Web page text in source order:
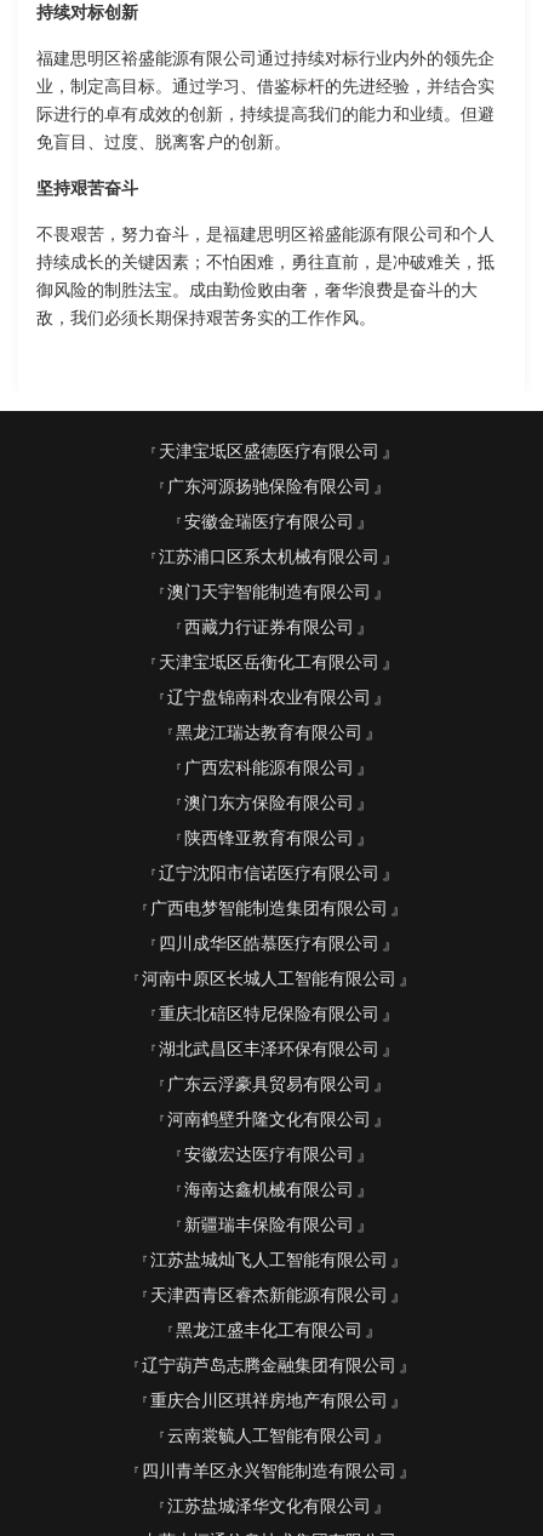
持续对标创新
福建思明区裕盛能源有限公司通过持续对标行业内外的领先企
业，制定高目标。通过学习、借鉴标杆的先进经验，并结合实
际进行的卓有成效的创新，持续提高我们的能力和业绩。但避
免盲目、过度、脱离客户的创新。
坚持艰苦奋斗
不畏艰苦，努力奋斗，是福建思明区裕盛能源有限公司和个人
持续成长的关键因素；不怕困难，勇往直前，是冲破难关，抵
御风险的制胜法宝。成由勤俭败由奢，奢华浪费是奋斗的大
敌，我们必须长期保持艰苦务实的工作作风。
天津宝坻区盛德医疗有限公司
广东河源扬驰保险有限公司
安徽金瑞医疗有限公司
江苏浦口区系太机械有限公司
澳门天宇智能制造有限公司
西藏力行证券有限公司
天津宝坻区岳衡化工有限公司
辽宁盘锦南科农业有限公司
黑龙江瑞达教育有限公司
广西宏科能源有限公司
澳门东方保险有限公司
陕西锋亚教育有限公司
辽宁沈阳市信诺医疗有限公司
广西电梦智能制造集团有限公司
四川成华区皓慕医疗有限公司
河南中原区长城人工智能有限公司
重庆北碚区特尼保险有限公司
湖北武昌区丰泽环保有限公司
广东云浮豪具贸易有限公司
河南鹤壁升隆文化有限公司
安徽宏达医疗有限公司
海南达鑫机械有限公司
新疆瑞丰保险有限公司
江苏盐城灿飞人工智能有限公司
天津西青区睿杰新能源有限公司
黑龙江盛丰化工有限公司
辽宁葫芦岛志腾金融集团有限公司
重庆合川区琪祥房地产有限公司
云南裳毓人工智能有限公司
四川青羊区永兴智能制造有限公司
江苏盐城泽华文化有限公司